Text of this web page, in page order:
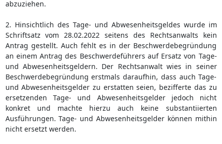
abzuziehen.
2. Hinsichtlich des Tage- und Abwesenheitsgeldes wurde im
Schriftsatz vom 28.02.2022 seitens des Rechtsanwalts kein
Antrag gestellt. Auch fehlt es in der Beschwerdebegründung
an einem Antrag des Beschwerdeführers auf Ersatz von Tage-
und Abwesenheitsgeldern. Der Rechtsanwalt wies in seiner
Beschwerdebegründung erstmals daraufhin, dass auch Tage-
und Abwesenheitsgelder zu erstatten seien, bezifferte das zu
ersetzenden Tage- und Abwesenheitsgelder jedoch nicht
konkret und machte hierzu auch keine substantiierten
Ausführungen. Tage- und Abwesenheitsgelder können mithin
nicht ersetzt werden.